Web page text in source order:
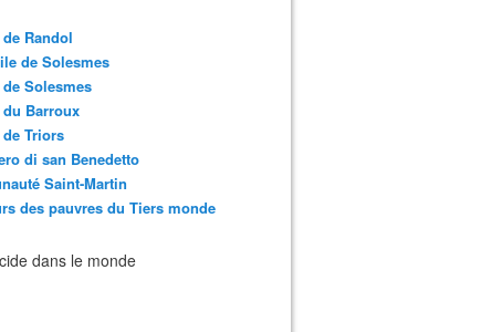
Randol
de Solesmes
Solesmes
Barroux
Triors
di san Benedetto
Saint-Martin
des pauvres du Tiers monde
dans le monde